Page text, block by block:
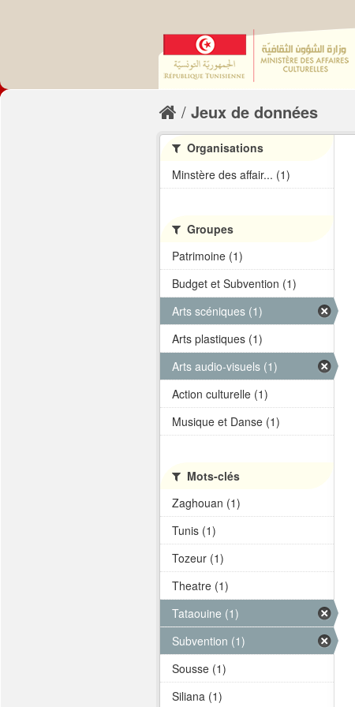
Jeux de données
Organisations
Minstère des affair... (1)
Groupes
Patrimoine (1)
Budget et Subvention (1)
Arts scéniques (1)
Arts plastiques (1)
Arts audio-visuels (1)
Action culturelle (1)
Musique et Danse (1)
Mots-clés
Zaghouan (1)
Tunis (1)
Tozeur (1)
Theatre (1)
Tataouine (1)
Subvention (1)
Sousse (1)
Siliana (1)